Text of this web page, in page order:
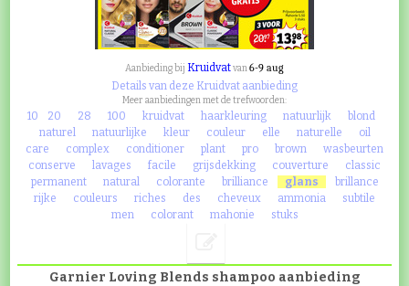
Aanbieding bij Kruidvatvan6-9 aug
Details van deze Kruidvat aanbieding
Meer aanbiedingen met de trefwoorden:
10 20 28 100 kruidvat haarkleuring natuurlijk
blond
naturel
natuurlijke kleur couleur elle naturelle
oil
care
complex conditioner plant pro brown
wasbeurten
conserve
lavages facile grijsdekking couverture
classic
permanent
natural colorante brilliance glans
brillance
rijke
couleurs riches des cheveux ammonia
subtile
men
colorant mahonie stuks
Garnier Loving Blends shampoo aanbieding